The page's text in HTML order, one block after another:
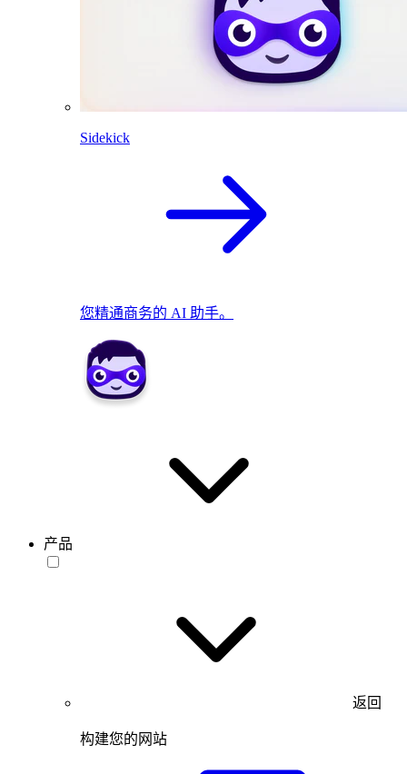
Sidekick
您精通商务的 AI 助手。
产品
返回
构建您的网站